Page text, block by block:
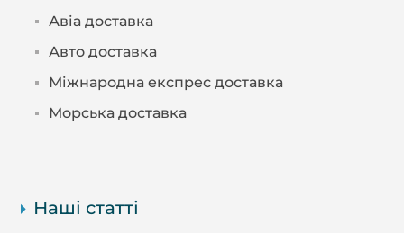
Авіа доставка
Авто доставка
Міжнародна експрес доставка
Морська доставка
Наші статті